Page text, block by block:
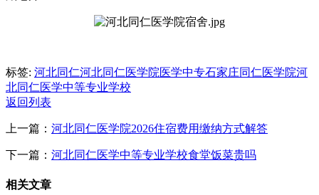
标签: 河北同仁河北同仁医学院医学中专石家庄同仁医学院河
北同仁医学中等专业学校
返回列表
上一篇： 河北同仁医学院2026住宿费用缴纳方式解答
下一篇： 河北同仁医学中等专业学校食堂饭菜贵吗
相关文章